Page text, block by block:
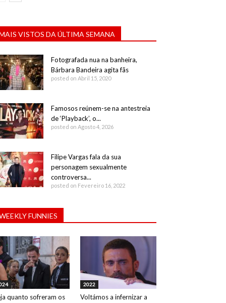
VISTOS DA ÚLTIMA SEMANA
Fotografada nua na banheira,
Bárbara Bandeira agita fãs
posted on Abril 15, 2020
Famosos reúnem-se na antestreia
de ‘Playback’, o...
posted on Agosto 4, 2026
Filipe Vargas fala da sua
personagem sexualmente
controversa...
posted on Fevereiro 16, 2022
FUNNIES
quanto sofreram os
2022
Voltámos a infernizar a